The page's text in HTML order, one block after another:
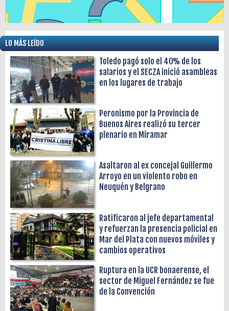
LO MÁS LEÍDO
Toledo pagó solo el 40% de los
salarios y el SECZA inició asambleas
en los lugares de trabajo
Peronismo por la Provincia de
Buenos Aires realizó su tercer
plenario en Miramar
Asaltaron al ex concejal Guillermo
Arroyo en un violento robo en
Neuquén y Belgrano
Ratificaron al jefe departamental
y refuerzan la presencia policial en
Mar del Plata con nuevos móviles y
cambios operativos
Ruptura en la UCR bonaerense, el
sector de Miguel Fernández se fue
de la Convención